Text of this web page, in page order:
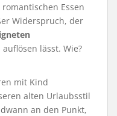
Essen
Widerspruch, der
lässt. Wie?
mit Kind
alten Urlaubsstil
an den Punkt,